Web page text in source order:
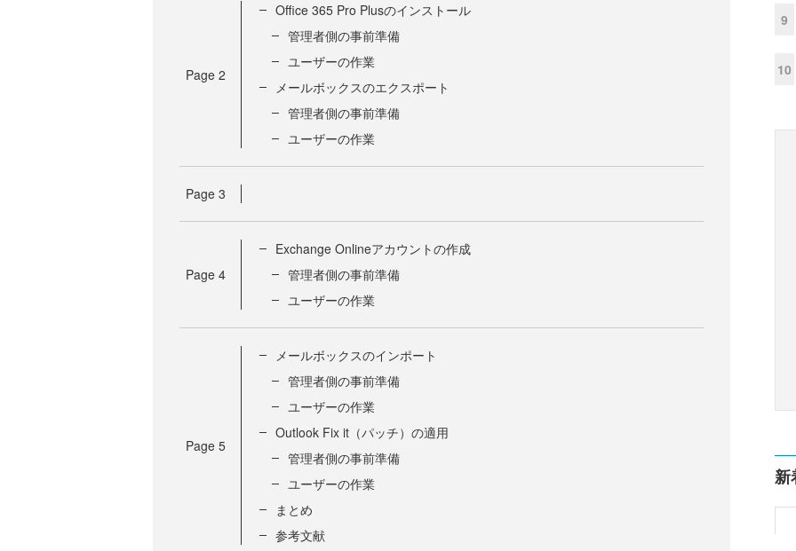
Page 2
Office 365 Pro Plusのインストール
管理者側の事前準備
ユーザーの作業
メールボックスのエクスポート
管理者側の事前準備
ユーザーの作業
Page 3
Page 4
Exchange Onlineアカウントの作成
管理者側の事前準備
ユーザーの作業
Page 5
メールボックスのインポート
管理者側の事前準備
ユーザーの作業
Outlook Fix it（パッチ）の適用
管理者側の事前準備
ユーザーの作業
まとめ
参考文献
9
10
新